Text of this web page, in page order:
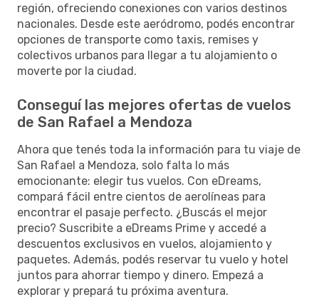
región, ofreciendo conexiones con varios destinos
nacionales. Desde este aeródromo, podés encontrar
opciones de transporte como taxis, remises y
colectivos urbanos para llegar a tu alojamiento o
moverte por la ciudad.
Conseguí las mejores ofertas de vuelos
de San Rafael a Mendoza
Ahora que tenés toda la información para tu viaje de
San Rafael a Mendoza, solo falta lo más
emocionante: elegir tus vuelos. Con eDreams,
compará fácil entre cientos de aerolíneas para
encontrar el pasaje perfecto. ¿Buscás el mejor
precio? Suscribite a eDreams Prime y accedé a
descuentos exclusivos en vuelos, alojamiento y
paquetes. Además, podés reservar tu vuelo y hotel
juntos para ahorrar tiempo y dinero. Empezá a
explorar y prepará tu próxima aventura.